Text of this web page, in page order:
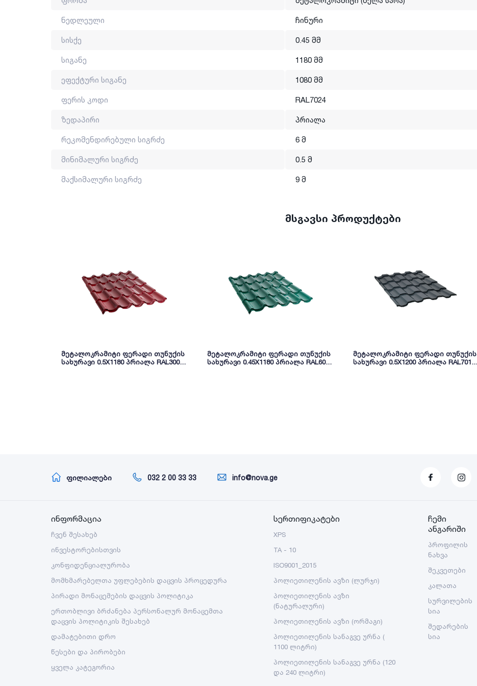
მეტალოკრამიტის გამოყენება არ შეიძლება დაბალი დახრის მქონე სახურავზე.
2011 წლიდან ნოვამ საკუთარი საწარმოო ხაზი გახსნა და თანამედროვე სტანდარტების შესაბამისად
წარმოებულია საქართველოში.
ნედლეული ჩინური
სისქე 0.45 მმ
სიგანე 1180 მმ
ეფექტური სიგანე 1080 მმ
ფერის კოდი RAL7024
ზედაპირი პრიალა
რეკომენდირებული სიგრძე 6 მ
მინიმალური სიგრძე 0.5 მ
მაქსიმალური სიგრძე 9 მ
მსგავსი პროდუქტები
მეტალოკრამიტი ფერადი თუნუქის
სახურავი 0.5X1180 პრიალა RAL3005
მეტალოკრამიტი ფერადი თუნუქის
სახურავი 0.45X1180 პრიალა RAL6005
მეტალოკრამიტი ფერადი თუნუქის
სახურავი 0.5X1200 პრიალა RAL7016
ფილიალები 032 2 00 33 33 info@nova.ge
ინფორმაცია
ჩვენ შესახებ
ინვესტორებისთვის
კონფიდენციალურობა
მომხმარებელთა უფლებების დაცვის პროცედურა
პირადი მონაცემების დაცვის პოლიტიკა
ერთობლივი ბრძანება პერსონალურ მონაცემთა
დაცვის პოლიტიკის შესახებ
დამატებითი დრო
წესები და პირობები
ყველა კატეგორია
სერთიფიკატები
XPS
TA - 10
ISO9001_2015
პოლიეთილენის ავზი (ლურჯი)
პოლიეთილენის ავზი
(ნატურალური)
პოლიეთილენის ავზი (ორმაგი)
პოლიეთილენის სანაგვე ურნა (
1100 ლიტრი)
პოლიეთილენის სანაგვე ურნა (120
და 240 ლიტრი)
ჩემი
ანგარიში
პროფილის
ნახვა
შეკვეთები
კალათა
სურვილების
სია
შედარების
სია